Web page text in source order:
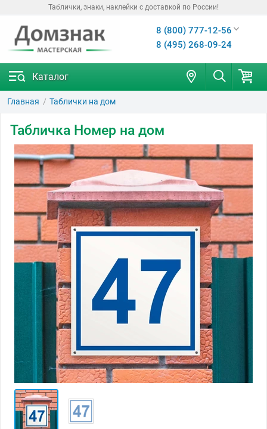
Таблички, знаки, наклейки с доставкой по России!
8 (800) 777-12-56
8 (495) 268-09-24
Каталог
Главная Таблички на дом
Табличка Номер на дом